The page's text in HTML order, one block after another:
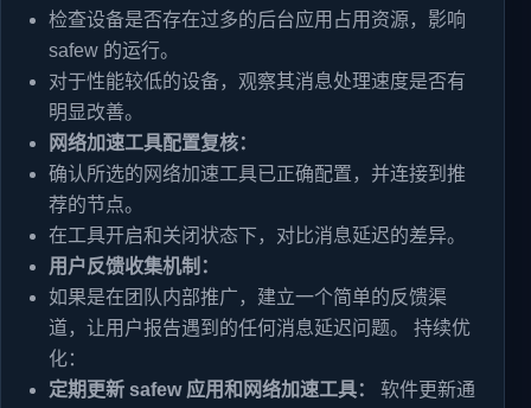
检查设备是否存在过多的后台应用占用资源，影响
safew 的运行。
对于性能较低的设备，观察其消息处理速度是否有
明显改善。
网络加速工具配置复核：
确认所选的网络加速工具已正确配置，并连接到推
荐的节点。
在工具开启和关闭状态下，对比消息延迟的差异。
用户反馈收集机制：
如果是在团队内部推广，建立一个简单的反馈渠
道，让用户报告遇到的任何消息延迟问题。 持续优
化：
定期更新 safew 应用和网络加速工具：
软件更新通